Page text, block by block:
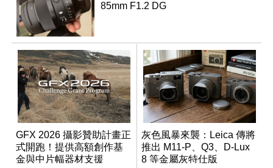
85mm F1.2 DG
GFX 2026 攝影贊助計畫正
式開跑！提供高額創作基
金與中片幅器材支援
灰色風暴來襲：Leica 傳將
推出 M11-P、Q3、D-Lux
8 等金屬灰特仕版